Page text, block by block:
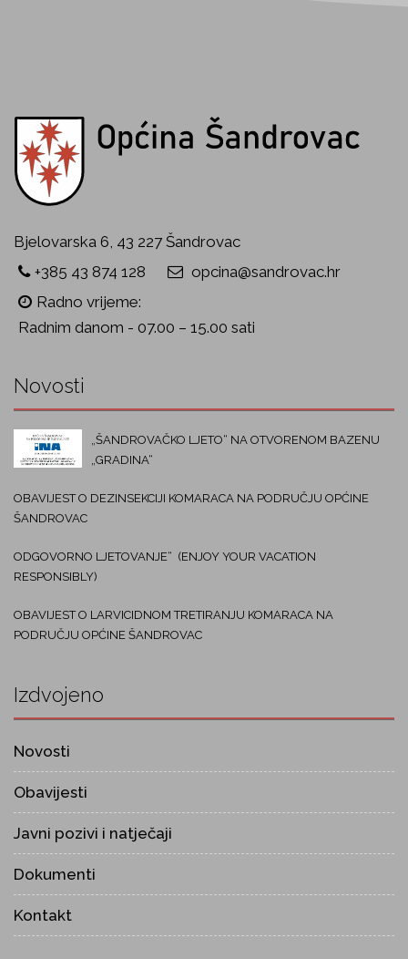
Bjelovarska 6, 43 227 Šandrovac
+385 43 874 128
opcina@sandrovac.hr
Radno vrijeme:
Radnim danom - 07.00 – 15.00 sati
Novosti
„ŠANDROVAČKO LJETO“ NA OTVORENOM BAZENU
„GRADINA“
OBAVIJEST O DEZINSEKCIJI KOMARACA NA PODRUČJU OPĆINE
ŠANDROVAC
ODGOVORNO LJETOVANJE“ (ENJOY YOUR VACATION
RESPONSIBLY)
OBAVIJEST O LARVICIDNOM TRETIRANJU KOMARACA NA
PODRUČJU OPĆINE ŠANDROVAC
Izdvojeno
Novosti
Obavijesti
Javni pozivi i natječaji
Dokumenti
Kontakt